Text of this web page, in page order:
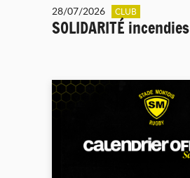
28/07/2026 CLUB
SOLIDARITÉ incendies